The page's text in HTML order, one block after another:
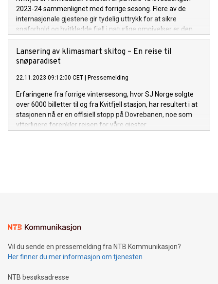
2023-24 sammenlignet med forrige sesong. Flere av de
internasjonale gjestene gir tydelig uttrykk for at sikre
snøforhold og hvitkledde fjell i naturlige omgivelser er den
viktigste grunnen for reisevalg. Mange velger nå bort alpene
til fordel for Norge og Gudbrandsdalen.
Lansering av klimasmart skitog – En reise til
snøparadiset
22.11.2023 09:12:00 CET Pressemelding
Erfaringene fra forrige vintersesong, hvor SJ Norge solgte
over 6000 billetter til og fra Kvitfjell stasjon, har resultert i at
stasjonen nå er en offisiell stopp på Dovrebanen, noe som
ytterligere forenkler reisen for våre gjester.
Vil du sende en pressemelding fra NTB Kommunikasjon?
Her finner du mer informasjon om tjenesten
NTB besøksadresse